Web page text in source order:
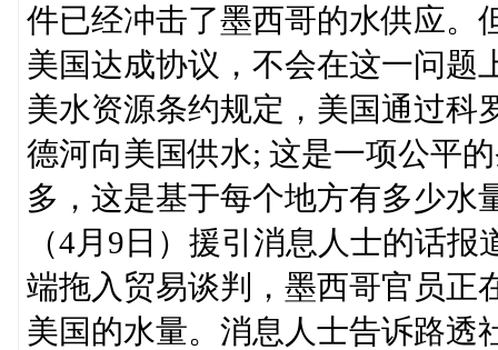
件已经冲击了墨西哥的水供应。
美国达成协议，不会在这一问题
美水资源条约规定，美国通过科
德河向美国供水; 这是一项公平
多，这是基于每个地方有多少水
（4月9日）援引消息人士的话
端拖入贸易谈判，墨西哥官员正
美国的水量。消息人士告诉路透